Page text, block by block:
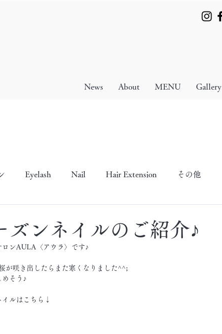
News About MENU Gallery
Eyelash Nail Hair Extension その他
ズンネイルのご紹介♪
ロンAULA〈アウラ〉です♪
が咲き出したらまた寒くなりました^^;
そう♪
イルはこちら↓